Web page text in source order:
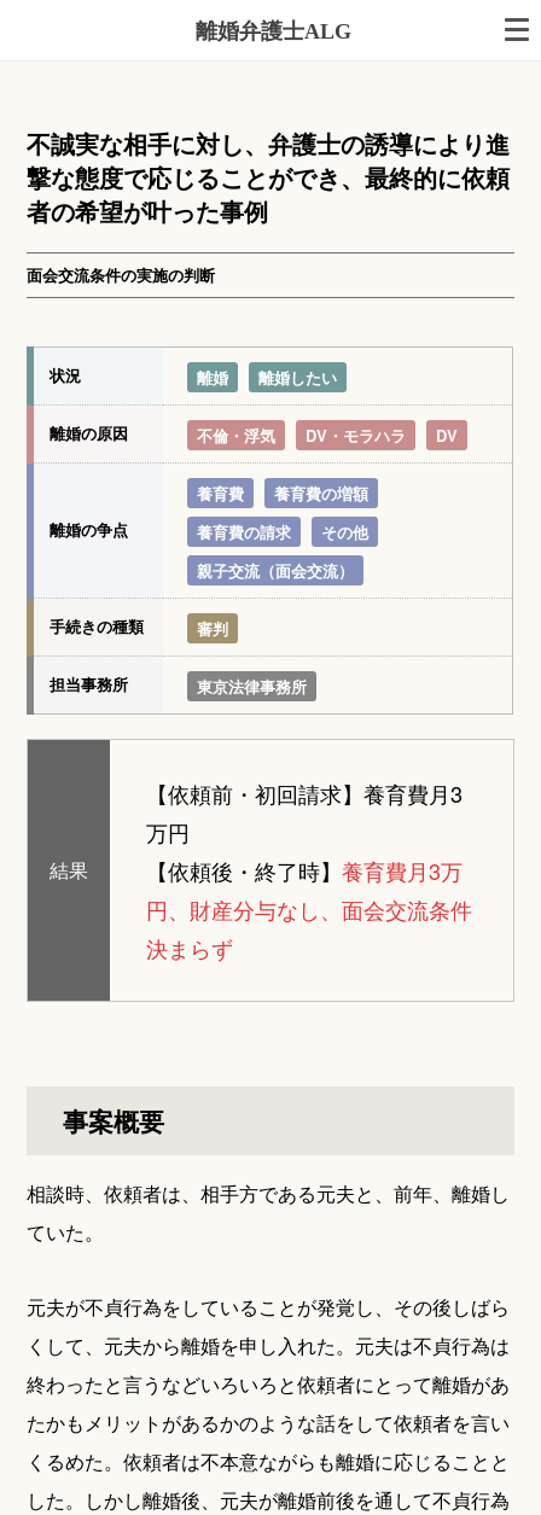
離婚弁護士ALG
不誠実な相手に対し、弁護士の誘導により進
撃な態度で応じることができ、最終的に依頼
者の希望が叶った事例
面会交流条件の実施の判断
状況 離婚 離婚したい
離婚の原因 不倫・浮気 DV・モラハラ DV
離婚の争点
養育費
養育費の増額
養育費の請求
その他
親子交流（面会交流）
手続きの種類 審判
担当事務所 東京法律事務所
結果
【依頼前・初回請求】養育費月3
万円
【依頼後・終了時】養育費月3万
円、財産分与なし、面会交流条件
決まらず
事案概要
相談時、依頼者は、相手方である元夫と、前年、離婚し
ていた。
元夫が不貞行為をしていることが発覚し、その後しばら
くして、元夫から離婚を申し入れた。元夫は不貞行為は
終わったと言うなどいろいろと依頼者にとって離婚があ
たかもメリットがあるかのような話をして依頼者を言い
くるめた。依頼者は不本意ながらも離婚に応じることと
した。しかし離婚後、元夫が離婚前後を通して不貞行為